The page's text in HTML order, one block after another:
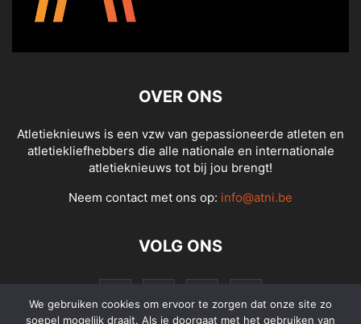
OVER ONS
Atletieknieuws is een vzw van gepassioneerde atleten en
atletiekliefhebbers die alle nationale en internationale
atletieknieuws tot bij jou brengt!
Neem contact met ons op: info@atni.be
VOLG ONS
We gebruiken cookies om ervoor te zorgen dat onze site zo
soepel mogelijk draait. Als je doorgaat met het gebruiken van